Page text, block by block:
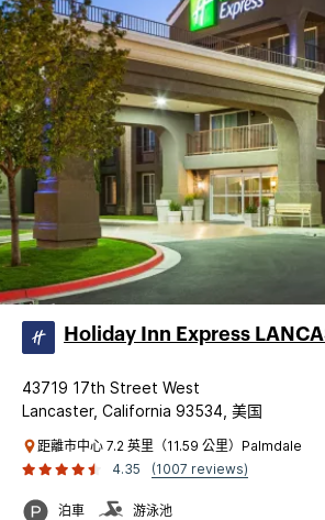
Holiday Inn Express
43719 17th Street West
Lancaster, California 93534, 美国
距離市中心 7.2 英里（11.59 公里）Palmdale
4.35
(1007 reviews)
泊車 游泳池